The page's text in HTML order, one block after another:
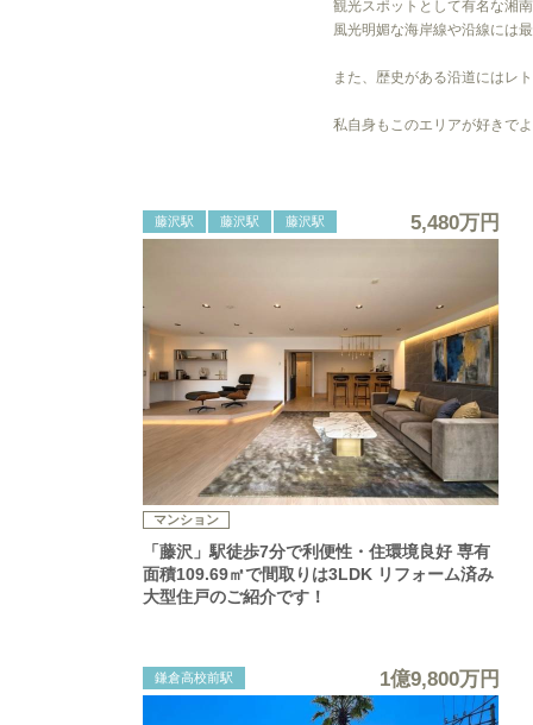
観光スポットとして有名な湘
風光明媚な海岸線や沿線には
また、歴史がある沿道にはレ
私自身もこのエリアが好きで
藤沢駅 藤沢駅 藤沢駅 5,480万円
マンション
「藤沢」駅徒歩7分で利便性・住環境良好 専有
面積109.69㎡で間取りは3LDK リフォーム済み
大型住戸のご紹介です！
鎌倉高校前駅 1億9,800万円